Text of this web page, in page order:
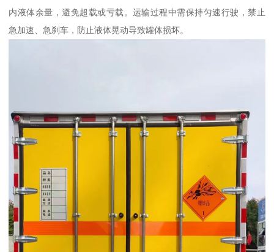
内液体余量，避免超载或亏载。运输过程中需保持匀速行驶，禁止
急加速、急刹车，防止液体晃动导致罐体损坏。​